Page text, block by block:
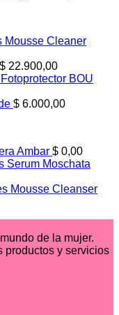
Mousse Cleaner
$ 22.900,00
Fotoprotector BOU
$ 6.000,00
Ambar $ 0,00
Serum Moschata
Mousse Cleanser
de la mujer.
productos y servicios